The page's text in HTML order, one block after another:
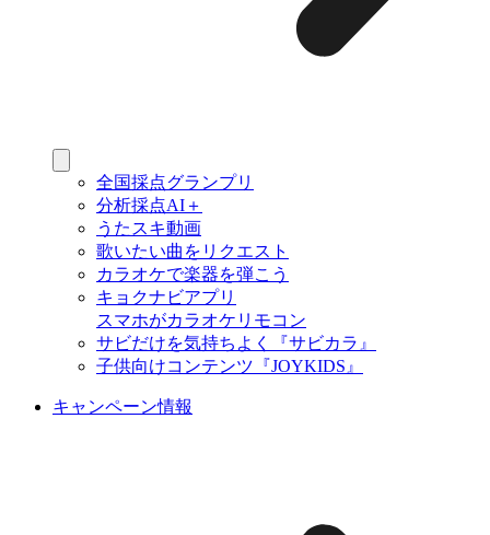
全国採点グランプリ
分析採点AI＋
うたスキ動画
歌いたい曲をリクエスト
カラオケで楽器を弾こう
キョクナビアプリ
スマホがカラオケリモコン
サビだけを気持ちよく『サビカラ』
子供向けコンテンツ『JOYKIDS』
キャンペーン情報